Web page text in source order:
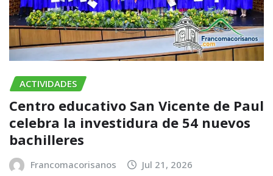
ACTIVIDADES
Centro educativo San Vicente de Paul
celebra la investidura de 54 nuevos
bachilleres
Francomacorisanos Jul 21, 2026